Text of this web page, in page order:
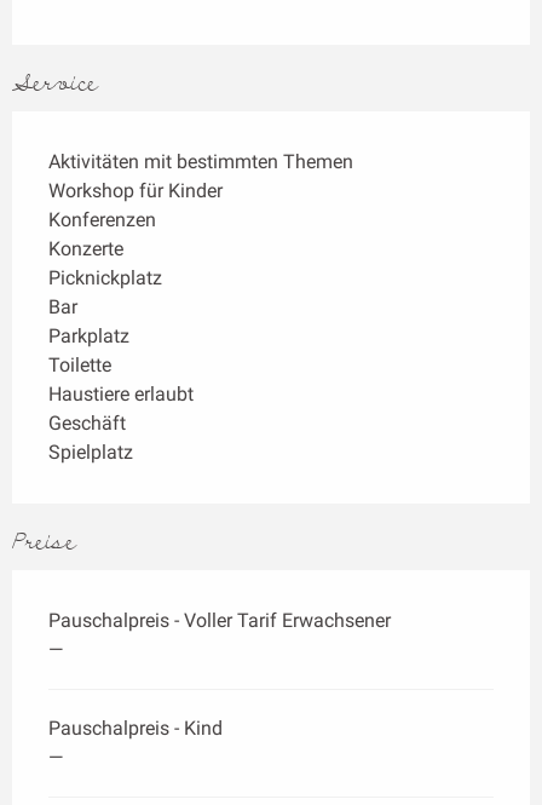
Service
Aktivitäten mit bestimmten Themen
Workshop für Kinder
Konferenzen
Konzerte
Picknickplatz
Bar
Parkplatz
Toilette
Haustiere erlaubt
Geschäft
Spielplatz
Preise
Pauschalpreis - Voller Tarif Erwachsener
—
Pauschalpreis - Kind
—